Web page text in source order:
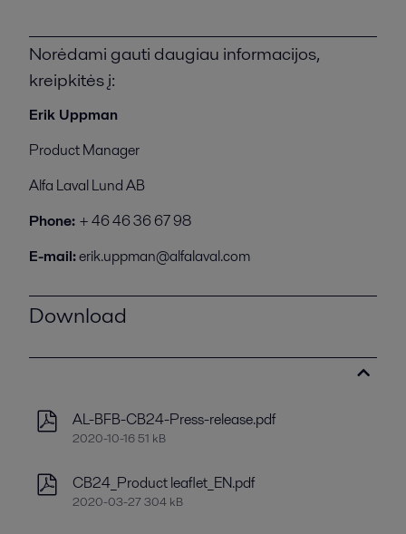
Norėdami gauti daugiau informacijos,
kreipkitės į:
Erik Uppman
Product Manager
Alfa Laval Lund AB
Phone: + 46 46 36 67 98
E-mail:erik.uppman@alfalaval.com
Download
AL-BFB-CB24-Press-release.pdf
2020-10-16 51 kB
CB24_Product leaflet_EN.pdf
2020-03-27 304 kB